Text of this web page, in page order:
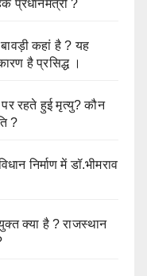
प्रधानमंत्री ?
बावड़ी कहां है ? यह
है प्रसिद्ध ।
पर रहते हुई मृत्यु? कौन
?
निर्माण में डॉ.भीमराव
क्या है ? राजस्थान